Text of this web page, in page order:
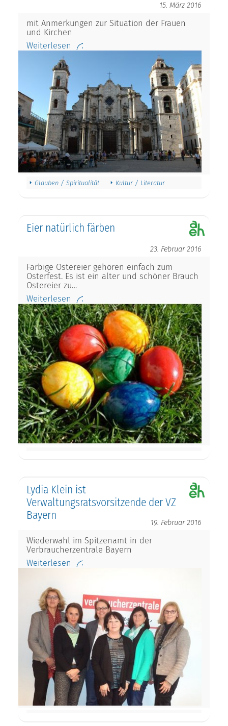
15. März 2016
mit Anmerkungen zur Situation der Frauen
und Kirchen
Weiterlesen
Glauben / Spiritualität Kultur / Literatur
Eier natürlich färben
23. Februar 2016
Farbige Ostereier gehören einfach zum
Osterfest. Es ist ein alter und schöner Brauch
Ostereier zu…
Weiterlesen
Lydia Klein ist
Verwaltungsratsvorsitzende der VZ
Bayern
19. Februar 2016
Wiederwahl im Spitzenamt in der
Verbraucherzentrale Bayern
Weiterlesen